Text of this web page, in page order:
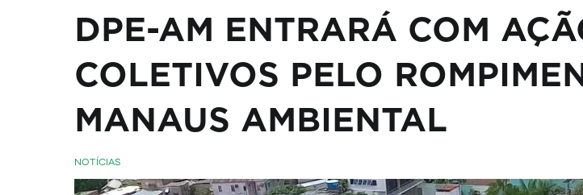
DPE-AM ENTRARÁ COM
COLETIVOS PELO
MANAUS AMBIENTAL
NOTÍCIAS